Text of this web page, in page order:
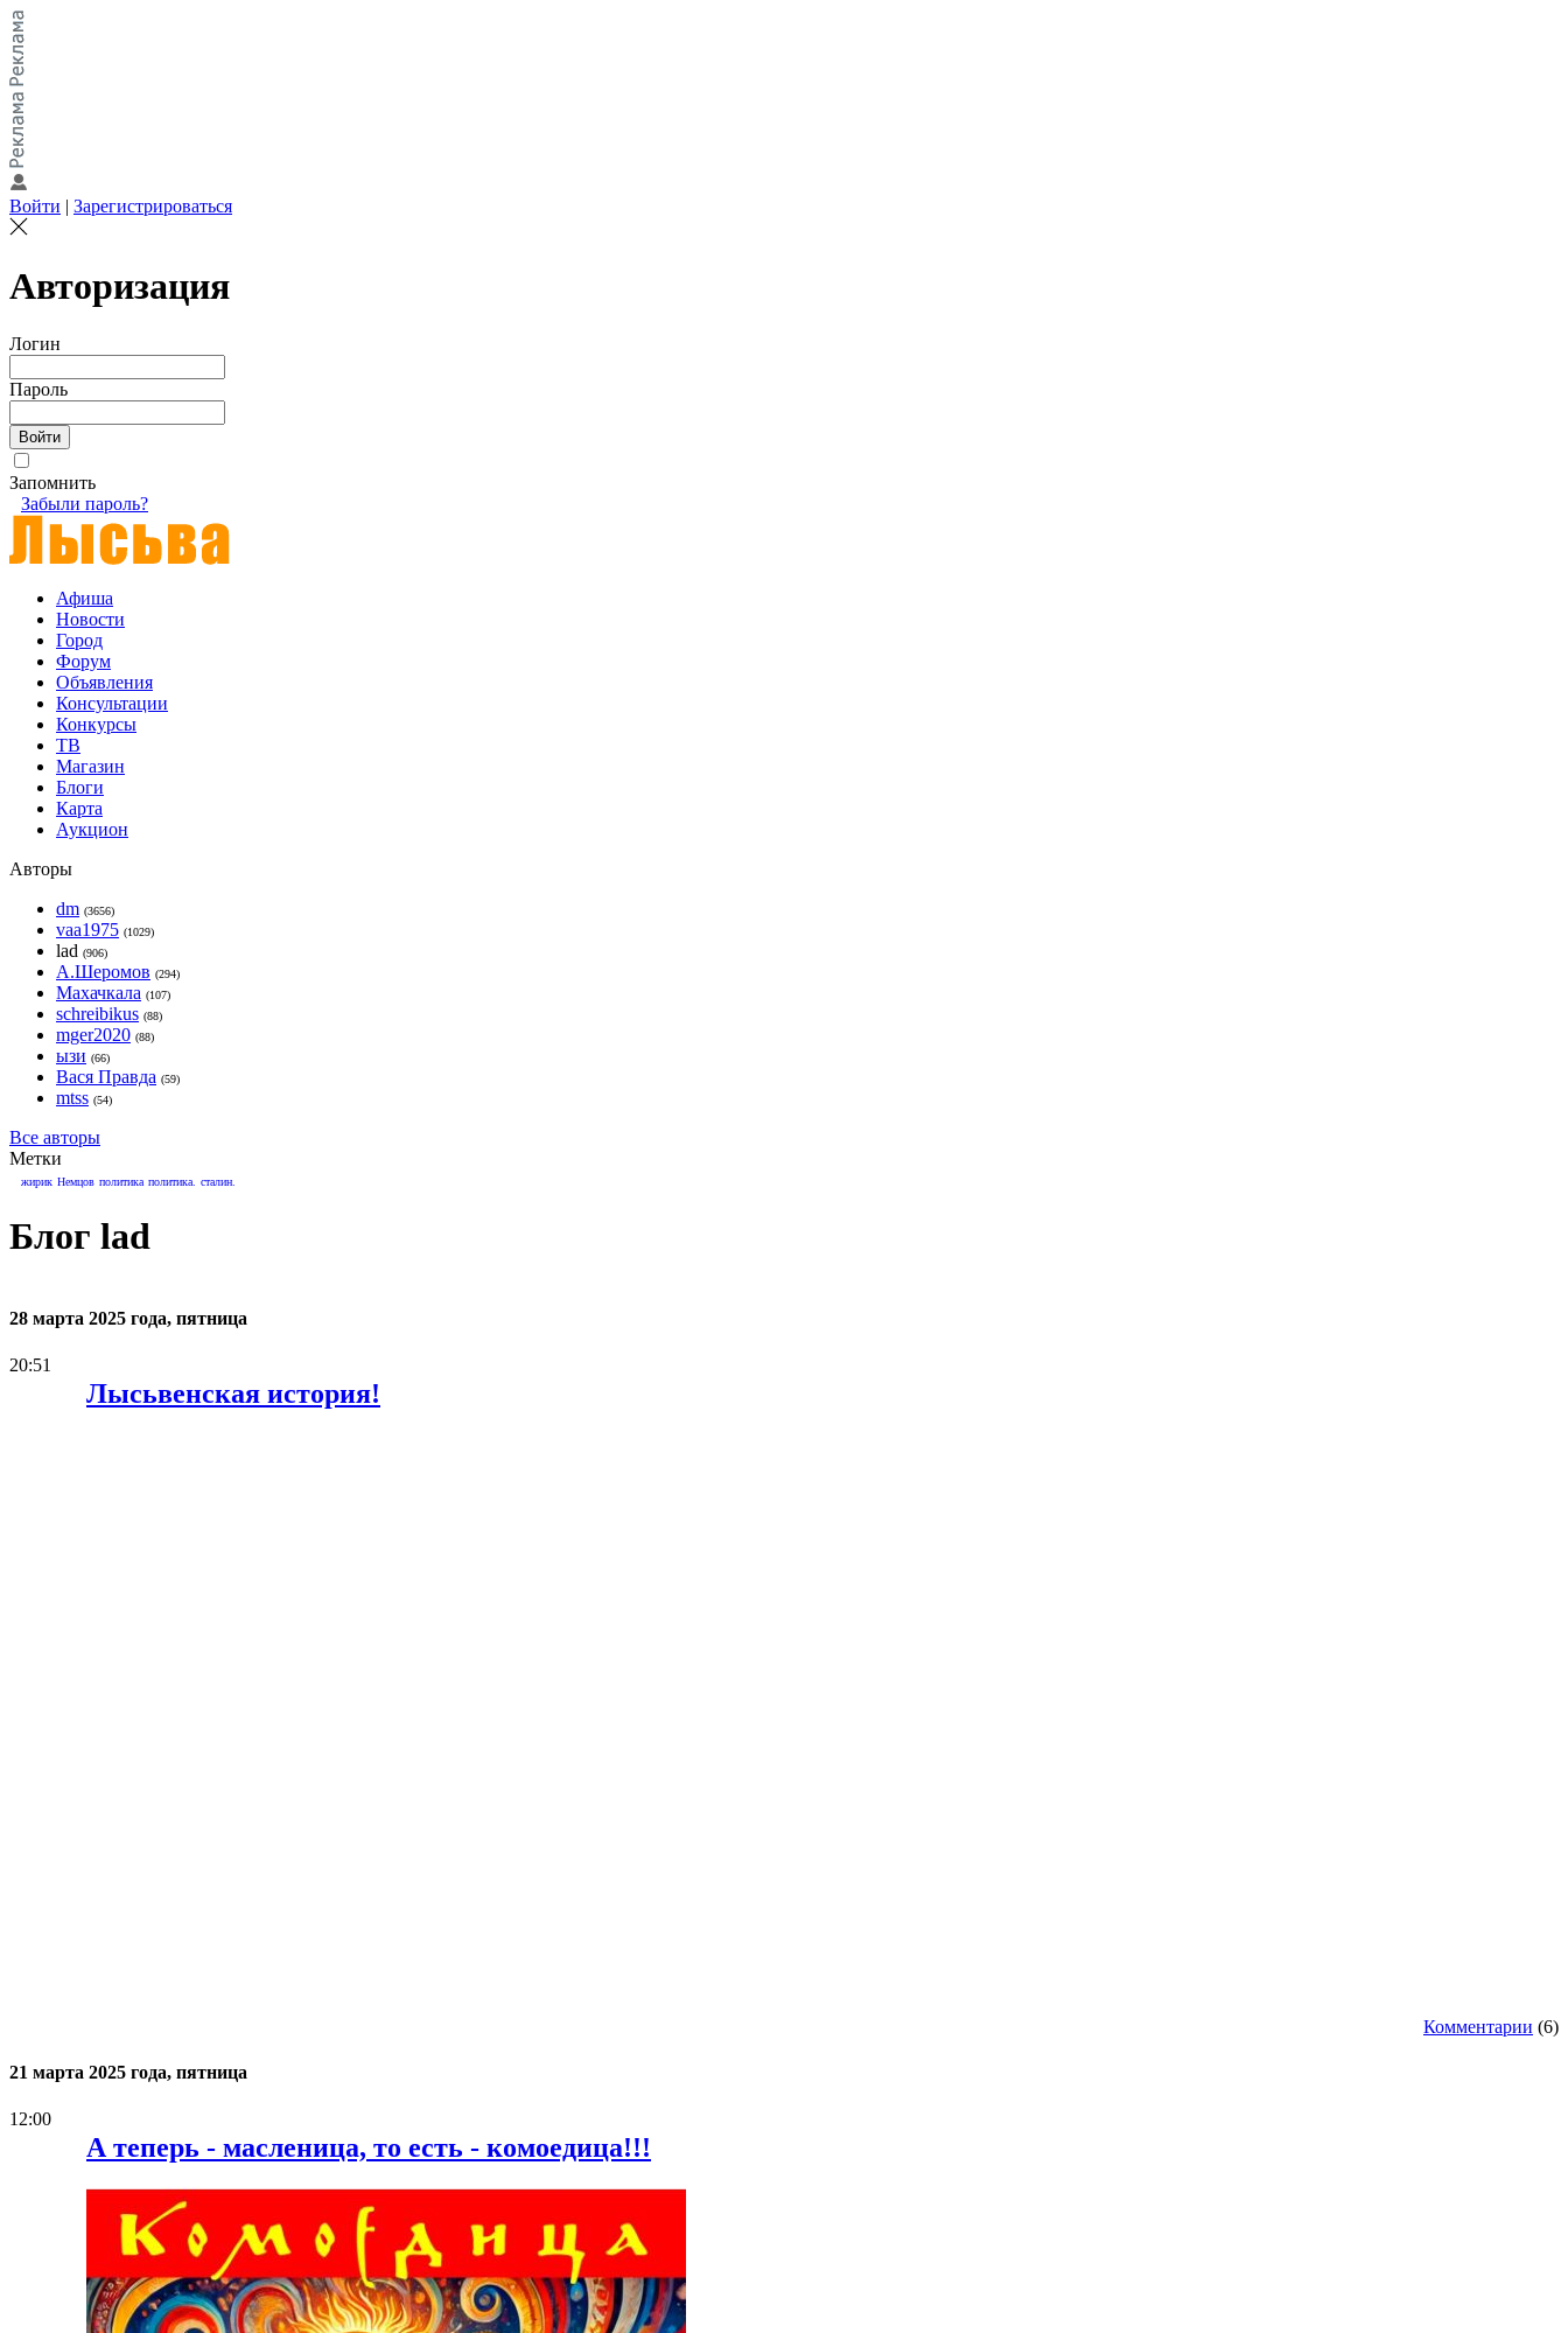
Войти | Зарегистрироваться
Авторизация
Логин
Пароль
Запомнить
Забыли пароль?
Афиша
Новости
Город
Форум
Объявления
Консультации
Конкурсы
ТВ
Магазин
Блоги
Карта
Аукцион
Авторы
dm (3656)
vaa1975 (1029)
lad (906)
А.Шеромов (294)
Махачкала (107)
schreibikus (88)
mger2020 (88)
ызи (66)
Вася Правда (59)
mtss (54)
Все авторы
Метки
жирик Немцов политика политика. сталин.
Блог lad
28 марта 2025 года, пятница
20:51
Лысьвенская история!
Комментарии (6)
21 марта 2025 года, пятница
12:00
А теперь - масленица, то есть - комоедица!!!